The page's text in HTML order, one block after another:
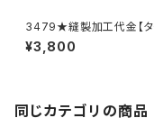
3479★縫製加工代金【タ
枚分】
¥3,800
同じカテゴリの商品